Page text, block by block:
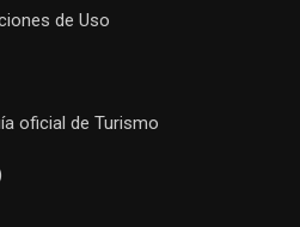
de Uso
oficial de Turismo